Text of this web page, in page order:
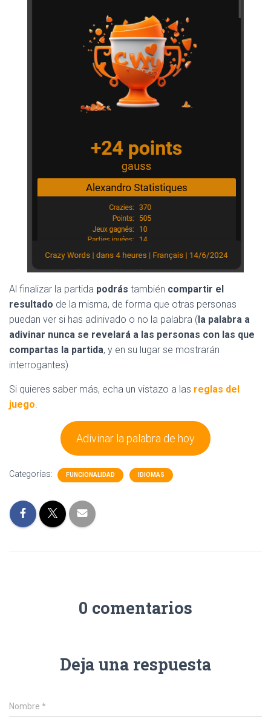
Al finalizar la partida podrás también compartir el
resultado de la misma, de forma que otras personas
puedan ver si has adinivado o no la palabra (la palabra a
adivinar nunca se revelará a las personas con las que
compartas la partida, y en su lugar se mostrarán
interrogantes)
Si quieres saber más, echa un vistazo a las reglas del
juego.
Adivinar la palabra de hoy
Categorías: FUNCIONALIDAD IDIOMAS
0 comentarios
Deja una respuesta
Nombre *